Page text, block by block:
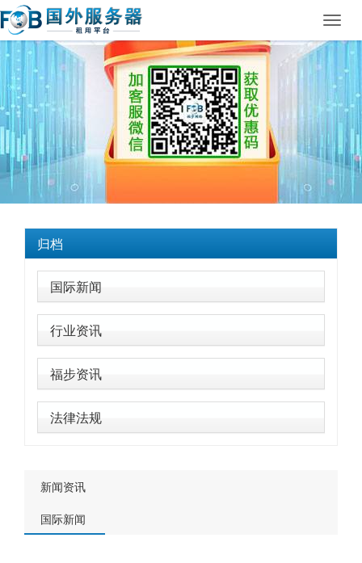
归档
国际新闻
行业资讯
福步资讯
法律法规
新闻资讯
国际新闻